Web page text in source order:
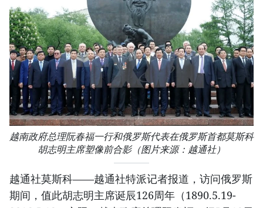
越南政府总理阮春福一行和俄罗斯代表在俄罗斯首都莫斯科
胡志明主席塑像前合影（图片来源：越通社）
越通社莫斯科——越通社特派记者报道，访问俄罗斯
期间，值此胡志明主席诞辰126周年（1890.5.19-